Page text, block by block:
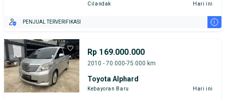
Cilandak Hari ini
PENJUAL TERVERIFIKASI i
Rp 169.000.000
2010 - 70.000-75.000 km
Toyota Alphard
Kebayoran Baru Hari ini